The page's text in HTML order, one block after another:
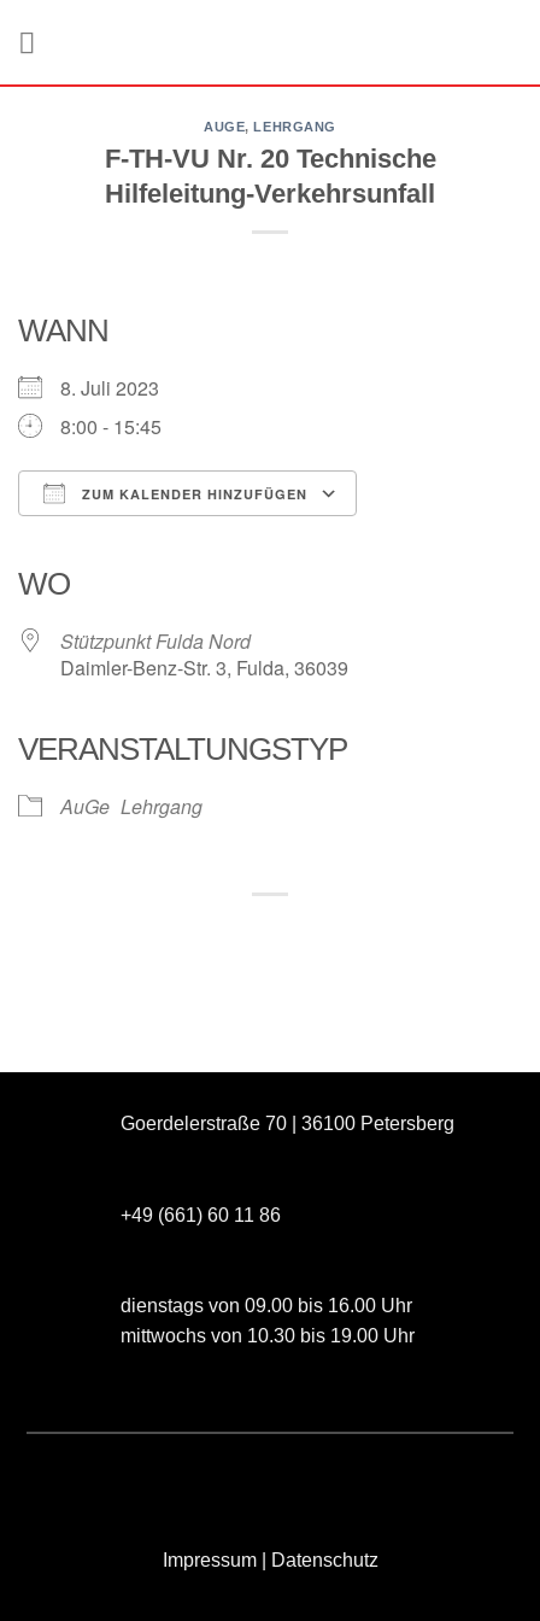
AUGE,LEHRGANG
F-TH-VU Nr. 20 Technische
Hilfeleitung-Verkehrsunfall
WANN
8. Juli 2023
8:00 - 15:45
ZUM KALENDER HINZUFÜGEN
WO
Stützpunkt Fulda Nord
Daimler-Benz-Str. 3, Fulda, 36039
VERANSTALTUNGSTYP
AuGe Lehrgang
Goerdelerstraße 70 | 36100 Petersberg
+49 (661) 60 11 86
dienstags von 09.00 bis 16.00 Uhr
mittwochs von 10.30 bis 19.00 Uhr
Impressum| Datenschutz